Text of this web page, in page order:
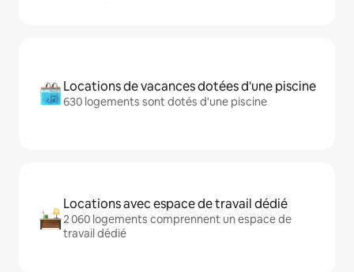
Locations de vacances dotées d'une piscine
630 logements sont dotés d'une piscine
Locations avec espace de travail dédié
2 060 logements comprennent un espace de
travail dédié